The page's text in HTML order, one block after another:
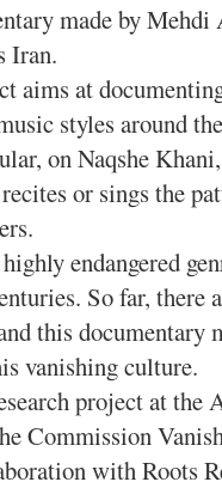
made by
Iran.
aims at
styles around
on Naqshe
or sings the
endangered
So far, there
this documentary
vanishing culture.
project at the
Commission
with Roots